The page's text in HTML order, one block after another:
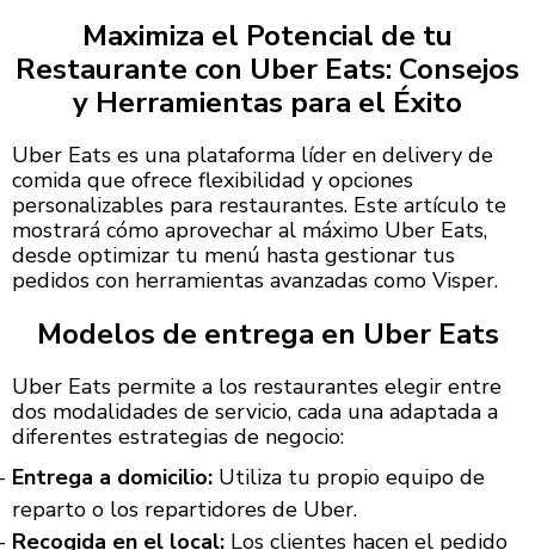
Maximiza el Potencial de tu
Restaurante con Uber Eats: Consejos
y Herramientas para el Éxito
Uber Eats es una plataforma líder en delivery de
comida que ofrece flexibilidad y opciones
personalizables para restaurantes. Este artículo te
mostrará cómo aprovechar al máximo Uber Eats,
desde optimizar tu menú hasta gestionar tus
pedidos con herramientas avanzadas como Visper.
Modelos de entrega en Uber Eats
Uber Eats permite a los restaurantes elegir entre
dos modalidades de servicio, cada una adaptada a
diferentes estrategias de negocio:
Entrega a domicilio: Utiliza tu propio equipo de
reparto o los repartidores de Uber.
Recogida en el local: Los clientes hacen el pedido